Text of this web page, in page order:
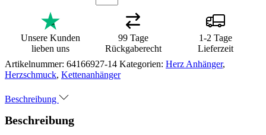
Unsere Kunden
lieben uns
99 Tage
Rückgaberecht
1-2 Tage
Lieferzeit
Artikelnummer: 64166927-14 Kategorien: Herz Anhänger,
Herzschmuck, Kettenanhänger
Beschreibung
Beschreibung